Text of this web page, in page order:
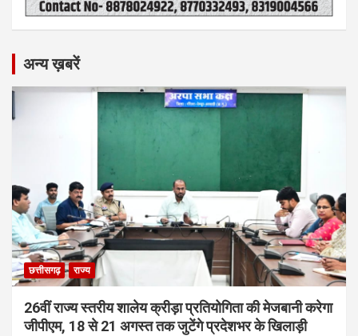
अन्य ख़बरें
छत्तीसगढ़ राज्य
26वीं राज्य स्तरीय शालेय क्रीड़ा प्रतियोगिता की मेजबानी करेगा
जीपीएम, 18 से 21 अगस्त तक जुटेंगे प्रदेशभर के खिलाड़ी